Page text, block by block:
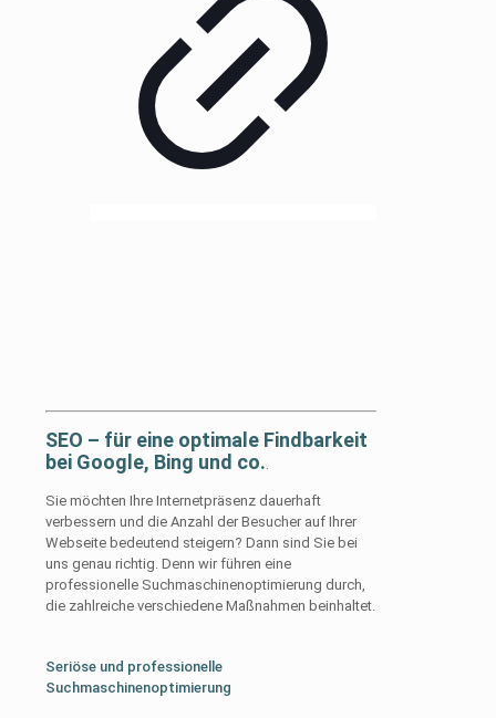
SEO – für eine optimale Findbarkeit
bei Google, Bing und co.
Sie möchten Ihre Internetpräsenz dauerhaft
verbessern und die Anzahl der Besucher auf Ihrer
Webseite bedeutend steigern? Dann sind Sie bei
uns genau richtig. Denn wir führen eine
professionelle Suchmaschinenoptimierung durch,
die zahlreiche verschiedene Maßnahmen beinhaltet.
Seriöse und professionelle
Suchmaschinenoptimierung